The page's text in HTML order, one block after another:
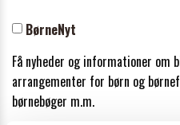
BørneNyt
Få nyheder og informationer
arrangementer for børn og
børnebøger m.m.